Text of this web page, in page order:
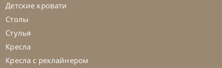
Детские кровати
Столы
Стулья
Кресла
Кресла с реклайнером